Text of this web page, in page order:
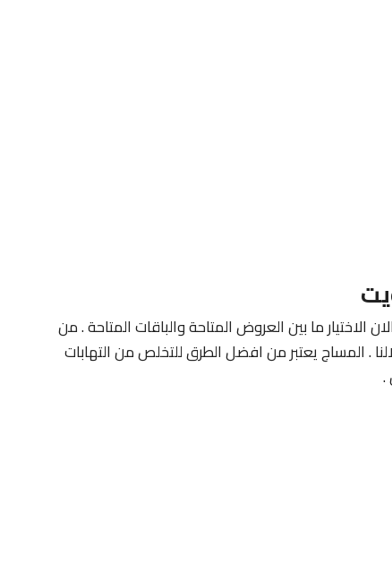
الاختيار ما بين العروض المتاحة والباقات المتاحة . من
. المساج يعتبر من افضل الطرق للتخلص من التهابات
.